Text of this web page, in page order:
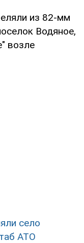
из 82-мм
Водяное,
возле
село
АТО